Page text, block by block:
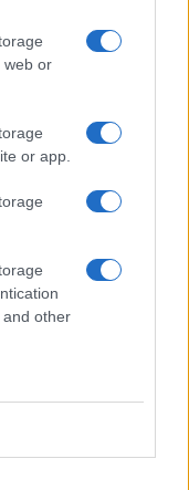
web or
or app.
other
di Santa
Smeralda, 20